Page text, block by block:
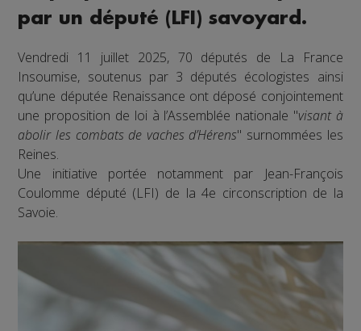
par un député (LFI) savoyard.
Vendredi 11 juillet 2025, 70 députés de La France
Insoumise, soutenus par 3 députés écologistes ainsi
qu’une députée Renaissance ont déposé conjointement
une proposition de loi à l’Assemblée nationale "visant à
abolir les combats de vaches d’Hérens" surnommées les
Reines.
Une initiative portée notamment par Jean-François
Coulomme député (LFI) de la 4e circonscription de la
Savoie.